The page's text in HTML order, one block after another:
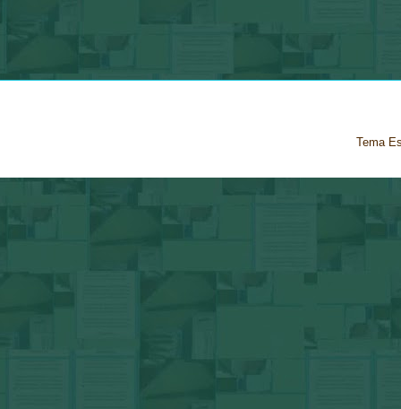
Tema